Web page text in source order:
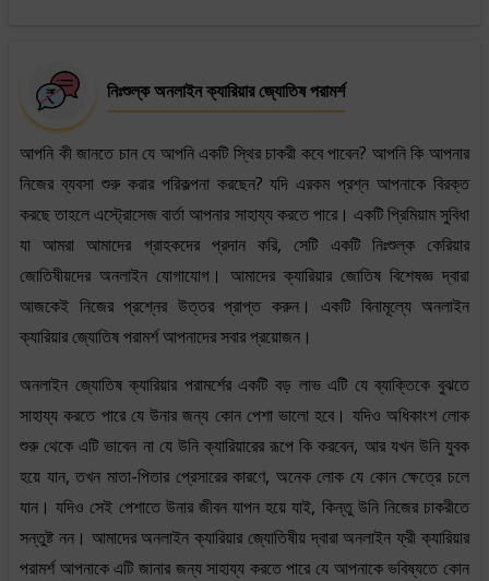
নিঃশুল্ক অনলাইন ক্যারিয়ার জ্যোতিষ পরামর্শ
আপনি কী জানতে চান যে আপনি একটি স্থির চাকরী কবে পাবেন? আপনি কি আপনার
নিজের ব্যবসা শুরু করার পরিকল্পনা করছেন? যদি এরকম প্রশ্ন আপনাকে বিরক্ত
করছে তাহলে এস্ট্রোসেজ বার্তা আপনার সাহায্য করতে পারে। একটি প্রিমিয়াম সুবিধা
যা আমরা আমাদের গ্রাহকদের প্রদান করি, সেটি একটি নিঃশুল্ক কেরিয়ার
জোতিষীয়দের অনলাইন যোগাযোগ। আমাদের ক্যারিয়ার জোতিষ বিশেষজ্ঞ দ্বারা
আজকেই নিজের প্রশ্নের উত্তর প্রাপ্ত করুন। একটি বিনামূল্যে অনলাইন
ক্যারিয়ার জ্যোতিষ পরামর্শ আপনাদের সবার প্রয়োজন।
অনলাইন জ্যোতিষ ক্যারিয়ার পরামর্শের একটি বড় লাভ এটি যে ব্যাক্তিকে বুঝতে
সাহায্য করতে পারে যে উনার জন্য কোন পেশা ভালো হবে। যদিও অধিকাংশ লোক
শুরু থেকে এটি ভাবেন না যে উনি ক্যারিয়ারের রূপে কি করবেন, আর যখন উনি যুবক
হয়ে যান, তখন মাতা-পিতার প্রেসারের কারণে, অনেক লোক যে কোন ক্ষেত্রে চলে
যান। যদিও সেই পেশাতে উনার জীবন যাপন হয়ে যাই, কিন্তু উনি নিজের চাকরীতে
সন্তুষ্ট নন। আমাদের অনলাইন ক্যারিয়ার জ্যোতিষীয় দ্বারা অনলাইন ফ্রী ক্যারিয়ার
পরামর্শ আপনাকে এটি জানার জন্য সাহায্য করতে পারে যে আপনাকে ভবিষ্যতে কোন